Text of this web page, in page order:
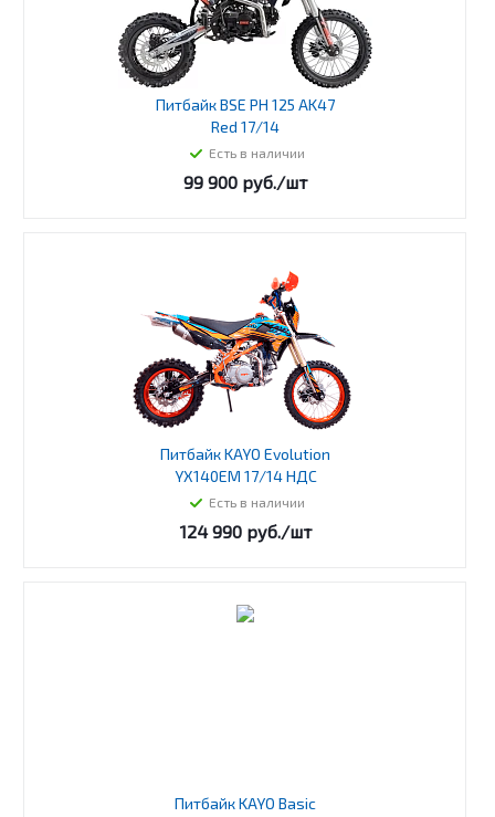
Питбайк BSE PH 125 AK47
Red 17/14
Есть в наличии
99 900 руб./шт
Питбайк KAYO Evolution
YX140EM 17/14 НДС
Есть в наличии
124 990руб./шт
Питбайк KAYO Basic